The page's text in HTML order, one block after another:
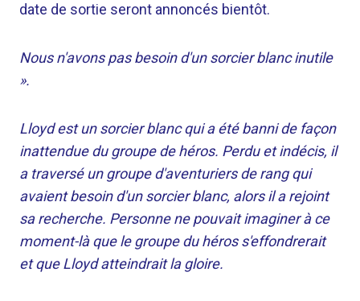
date de sortie seront annoncés bientôt.
Nous n'avons pas besoin d'un sorcier blanc inutile
».
Lloyd est un sorcier blanc qui a été banni de façon
inattendue du groupe de héros. Perdu et indécis, il
a traversé un groupe d'aventuriers de rang qui
avaient besoin d'un sorcier blanc, alors il a rejoint
sa recherche. Personne ne pouvait imaginer à ce
moment-là que le groupe du héros s'effondrerait
et que Lloyd atteindrait la gloire.